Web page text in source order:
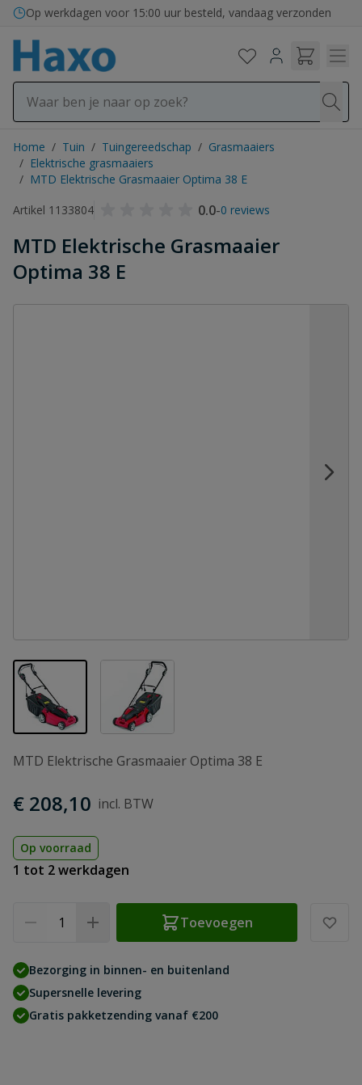
Ga naar de inhoud
Op werkdagen voor 15:00 uur besteld, vandaag verzonden
Home / Tuin / Tuingereedschap / Grasmaaiers
/ Elektrische grasmaaiers
/ MTD Elektrische Grasmaaier Optima 38 E
Artikel 1133804
0.0-0 reviews
MTD Elektrische Grasmaaier
Optima 38 E
View larger imageView larger image
MTD Elektrische Grasmaaier Optima 38 E
€ 208,10
Op voorraad
1 tot 2 werkdagen
Toevoegen
Bezorging in binnen- en buitenland
Supersnelle levering
Gratis pakketzending vanaf €200